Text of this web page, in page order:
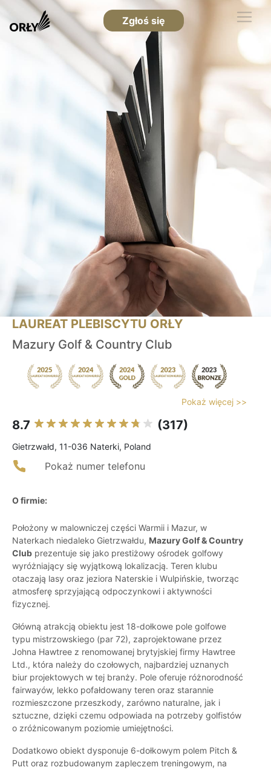
Zgłoś się
LAUREAT PLEBISCYTU ORŁY
Mazury Golf & Country Club
Pokaż więcej >>
8.7 (317)
Gietrzwałd, 11-036 Naterki, Poland
Pokaż numer telefonu
O firmie:
Położony w malowniczej części Warmii i Mazur, w
Naterkach niedaleko Gietrzwałdu, Mazury Golf & Country
Club prezentuje się jako prestiżowy ośrodek golfowy
wyróżniający się wyjątkową lokalizacją. Teren klubu
otaczają lasy oraz jeziora Naterskie i Wulpińskie, tworząc
atmosferę sprzyjającą odpoczynkowi i aktywności
fizycznej.
Główną atrakcją obiektu jest 18-dołkowe pole golfowe
typu mistrzowskiego (par 72), zaprojektowane przez
Johna Hawtree z renomowanej brytyjskiej firmy Hawtree
Ltd., która należy do czołowych, najbardziej uznanych
biur projektowych w tej branży. Pole oferuje różnorodność
fairwayów, lekko pofałdowany teren oraz starannie
rozmieszczone przeszkody, zarówno naturalne, jak i
sztuczne, dzięki czemu odpowiada na potrzeby golfistów
o zróżnicowanym poziomie umiejętności.
Dodatkowo obiekt dysponuje 6-dołkowym polem Pitch &
Putt oraz rozbudowanym zapleczem treningowym, na